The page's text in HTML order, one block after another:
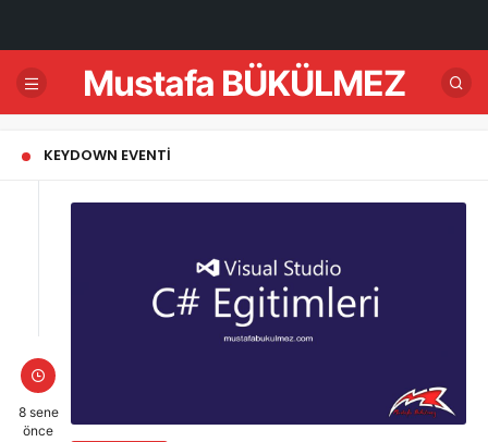
Mustafa BÜKÜLMEZ
KEYDOWN EVENTI
8 sene
önce